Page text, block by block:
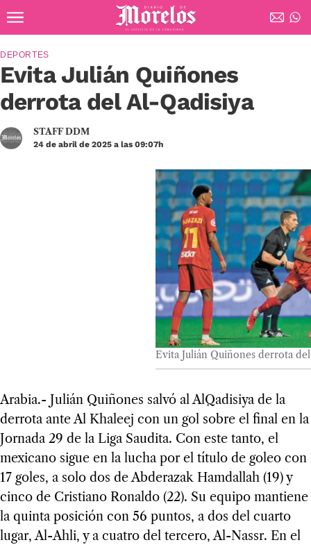
Diario de Morelos
Evita Julián Quiñones
derrota del Al-Qadisiya
DEPORTES
STAFF DDM
24 de abril de 2025 a las 09:07h
Evita Julián Quiñones derrota
Arabia.- Julián Quiñones salvó al AlQadisiya de la
derrota ante Al Khaleej con un gol sobre el final en la
Jornada 29 de la Liga Saudita. Con este tanto, el
mexicano sigue en la lucha por el título de goleo con
17 goles, a solo dos de Abderazak Hamdallah (19) y
cinco de Cristiano Ronaldo (22). Su equipo mantiene
la quinta posición con 56 puntos, a dos del cuarto
lugar, Al-Ahli, y a cuatro del tercero, Al-Nassr. En el